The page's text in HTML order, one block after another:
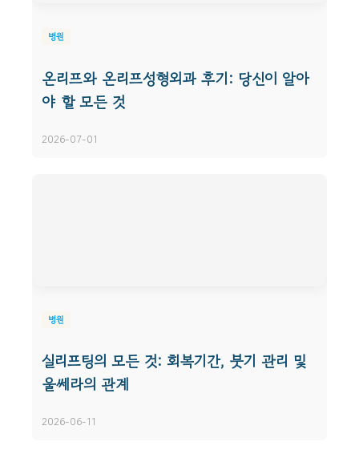
병원
온리프와 온리프성형외과 후기: 당신이 알아
야 할 모든 것
2026-07-01
병원
실리프팅의 모든 것: 회복기간, 붓기 관리 및
울쎄라의 관계
2026-06-11